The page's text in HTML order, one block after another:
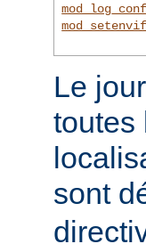
mod_setenvif
Le
toutes
sont